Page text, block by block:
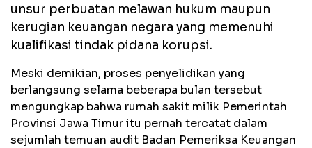
unsur perbuatan melawan hukum maupun
kerugian keuangan negara yang memenuhi
kualifikasi tindak pidana korupsi.
Meski demikian, proses penyelidikan yang
berlangsung selama beberapa bulan tersebut
mengungkap bahwa rumah sakit milik Pemerintah
Provinsi Jawa Timur itu pernah tercatat dalam
sejumlah temuan audit Badan Pemeriksa Keuangan